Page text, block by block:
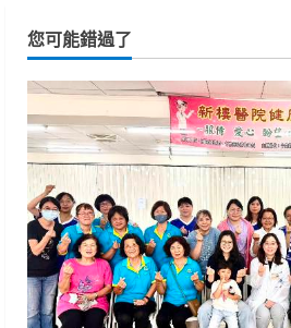
您可能錯過了